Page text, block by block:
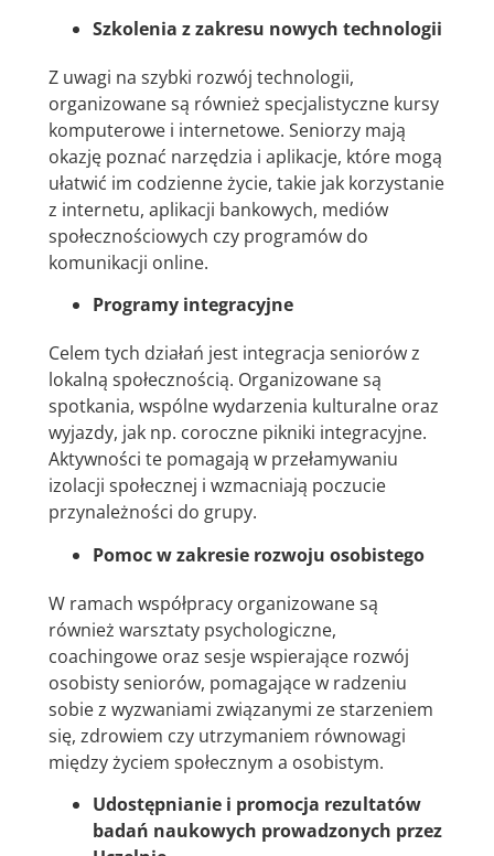
Szkolenia z zakresu nowych technologii
Z uwagi na szybki rozwój technologii,
organizowane są również specjalistyczne kursy
komputerowe i internetowe. Seniorzy mają
okazję poznać narzędzia i aplikacje, które mogą
ułatwić im codzienne życie, takie jak korzystanie
z internetu, aplikacji bankowych, mediów
społecznościowych czy programów do
komunikacji online.
Programy integracyjne
Celem tych działań jest integracja seniorów z
lokalną społecznością. Organizowane są
spotkania, wspólne wydarzenia kulturalne oraz
wyjazdy, jak np. coroczne pikniki integracyjne.
Aktywności te pomagają w przełamywaniu
izolacji społecznej i wzmacniają poczucie
przynależności do grupy.
Pomoc w zakresie rozwoju osobistego
W ramach współpracy organizowane są
również warsztaty psychologiczne,
coachingowe oraz sesje wspierające rozwój
osobisty seniorów, pomagające w radzeniu
sobie z wyzwaniami związanymi ze starzeniem
się, zdrowiem czy utrzymaniem równowagi
między życiem społecznym a osobistym.
Udostępnianie i promocja rezultatów
badań naukowych prowadzonych przez